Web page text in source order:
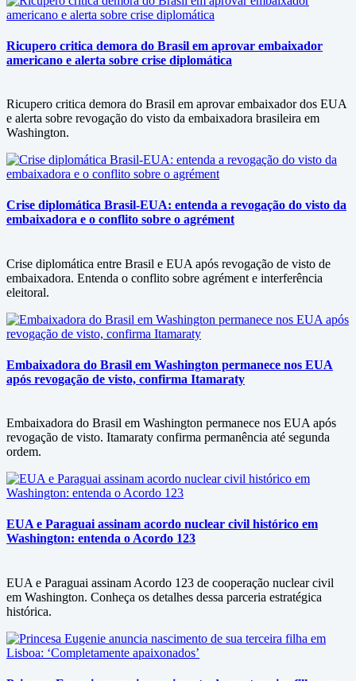
Ricupero critica demora do Brasil em aprovar embaixador
americano e alerta sobre crise diplomática
Ricupero critica demora do Brasil em aprovar embaixador dos EUA
e alerta sobre revogação do visto da embaixadora brasileira em
Washington.
Crise diplomática Brasil-EUA: entenda a revogação do visto da
embaixadora e o conflito sobre o agrément
Crise diplomática entre Brasil e EUA após revogação de visto de
embaixadora. Entenda o conflito sobre agrément e interferência
eleitoral.
Embaixadora do Brasil em Washington permanece nos EUA
após revogação de visto, confirma Itamaraty
Embaixadora do Brasil em Washington permanece nos EUA após
revogação de visto. Itamaraty confirma permanência até segunda
ordem.
EUA e Paraguai assinam acordo nuclear civil histórico em
Washington: entenda o Acordo 123
EUA e Paraguai assinam Acordo 123 de cooperação nuclear civil
em Washington. Conheça os detalhes dessa parceria estratégica
histórica.